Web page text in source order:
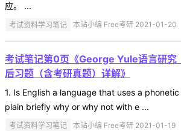
应。 ...
考试资料学习笔记 本站小编 Free考研 2021-01-20
考试笔记第0页《George Yule语言研究
后习题（含考研真题）详解》
1. Is English a language that uses a
plain briefly why or why not with e ...
考试资料学习笔记 本站小编 Free考研 2021-01-19